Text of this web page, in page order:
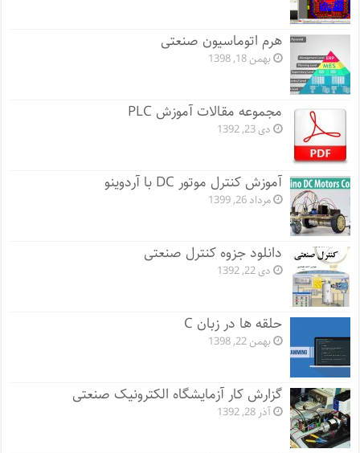
هرم اتوماسیون صنعتی
بهمن 18, 1398
مجموعه مقالات آموزش PLC
دی 23, 1392
آموزش کنترل موتور DC با آردوینو
مرداد 26, 1399
دانلود جزوه کنترل صنعتی
دی 22, 1392
حلقه ها در زبان C
بهمن 22, 1398
گزارش کار آزمایشگاه الکترونیک صنعتی
آذر 28, 1392